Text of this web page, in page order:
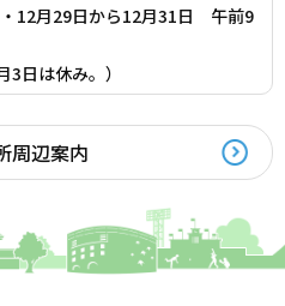
12月29日から12月31日 午前9
3日は休み。）
周辺案内